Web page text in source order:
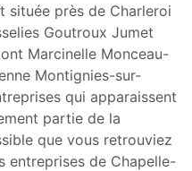
située près de Charleroi
Goutroux Jumet
Marcinelle Monceau-
Montignies-sur-
qui apparaissent
partie de la
que vous retrouviez
entreprises de Chapelle-